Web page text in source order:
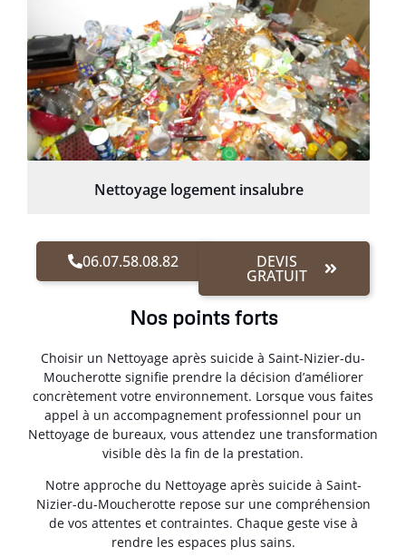
Nettoyage logement insalubre
06.07.58.08.82 DEVIS
GRATUIT
Nos points forts
Choisir un Nettoyage après suicide à Saint-Nizier-du-
Moucherotte signifie prendre la décision d’améliorer
concrètement votre environnement. Lorsque vous faites
appel à un accompagnement professionnel pour un
Nettoyage de bureaux, vous attendez une transformation
visible dès la fin de la prestation.
Notre approche du Nettoyage après suicide à Saint-
Nizier-du-Moucherotte repose sur une compréhension
de vos attentes et contraintes. Chaque geste vise à
rendre les espaces plus sains.